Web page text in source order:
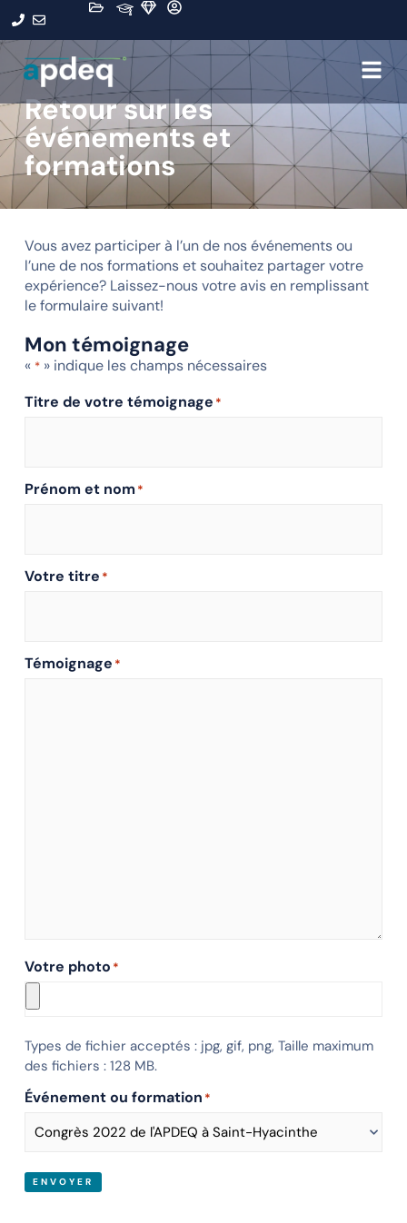
Retour sur les
événements et
formations
Vous avez participer à l’un de nos événements ou
l’une de nos formations et souhaitez partager votre
expérience? Laissez-nous votre avis en remplissant
le formulaire suivant!
Mon témoignage
« *» indique les champs nécessaires
Titre de votre témoignage *
Prénom et nom *
Votre titre *
Témoignage *
Votre photo *
Types de fichier acceptés : jpg, gif, png, Taille maximum
des fichiers : 128 MB.
Événement ou formation *
ENVOYER